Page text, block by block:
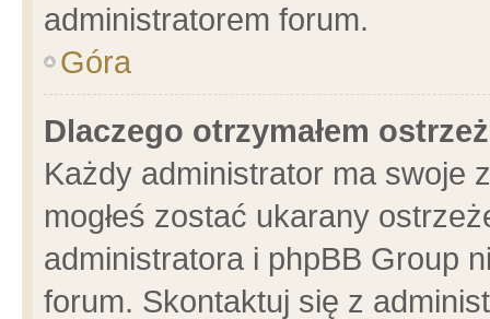
administratorem forum.
Góra
Dlaczego otrzymałem
Każdy administrator ma swoje
mogłeś zostać ukarany
administratora i phpBB Group
forum. Skontaktuj się z